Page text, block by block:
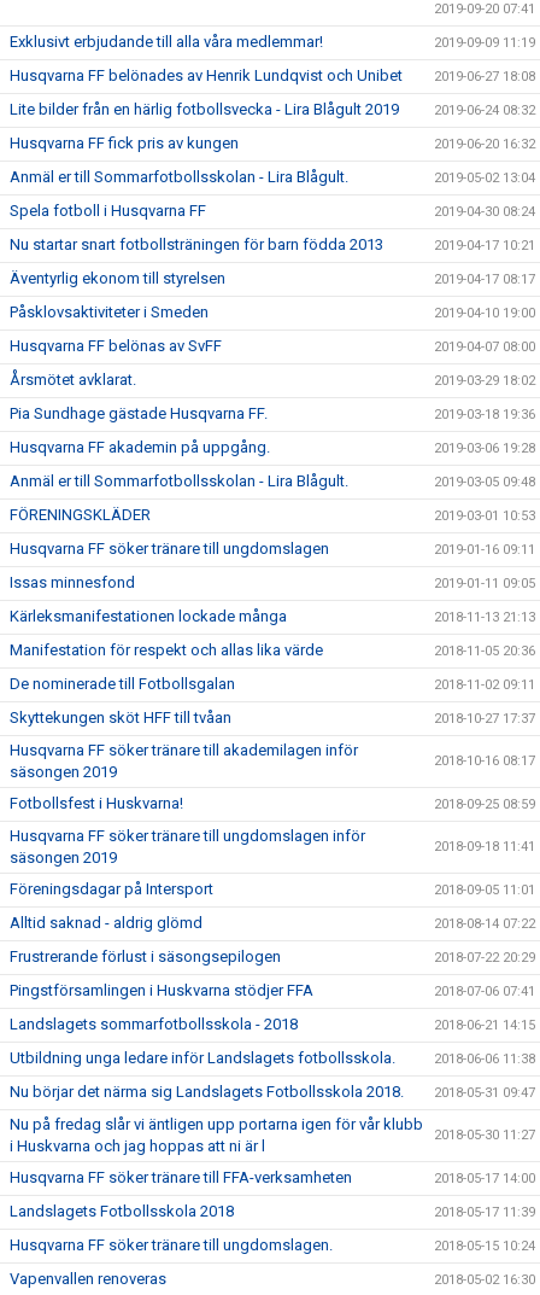
2019-09-20 07:41
Exklusivt erbjudande till alla våra medlemmar! 2019-09-09 11:19
Husqvarna FF belönades av Henrik Lundqvist och Unibet 2019-06-27 18:08
Lite bilder från en härlig fotbollsvecka - Lira Blågult 2019 2019-06-24 08:32
Husqvarna FF fick pris av kungen 2019-06-20 16:32
Anmäl er till Sommarfotbollsskolan - Lira Blågult. 2019-05-02 13:04
Spela fotboll i Husqvarna FF 2019-04-30 08:24
Nu startar snart fotbollsträningen för barn födda 2013 2019-04-17 10:21
Äventyrlig ekonom till styrelsen 2019-04-17 08:17
Påsklovsaktiviteter i Smeden 2019-04-10 19:00
Husqvarna FF belönas av SvFF 2019-04-07 08:00
Årsmötet avklarat. 2019-03-29 18:02
Pia Sundhage gästade Husqvarna FF. 2019-03-18 19:36
Husqvarna FF akademin på uppgång. 2019-03-06 19:28
Anmäl er till Sommarfotbollsskolan - Lira Blågult. 2019-03-05 09:48
FÖRENINGSKLÄDER 2019-03-01 10:53
Husqvarna FF söker tränare till ungdomslagen 2019-01-16 09:11
Issas minnesfond 2019-01-11 09:05
Kärleksmanifestationen lockade många 2018-11-13 21:13
Manifestation för respekt och allas lika värde 2018-11-05 20:36
De nominerade till Fotbollsgalan 2018-11-02 09:11
Skyttekungen sköt HFF till tvåan 2018-10-27 17:37
Husqvarna FF söker tränare till akademilagen inför
säsongen 2019
2018-10-16 08:17
Fotbollsfest i Huskvarna! 2018-09-25 08:59
Husqvarna FF söker tränare till ungdomslagen inför
säsongen 2019
2018-09-18 11:41
Föreningsdagar på Intersport 2018-09-05 11:01
Alltid saknad - aldrig glömd 2018-08-14 07:22
Frustrerande förlust i säsongsepilogen 2018-07-22 20:29
Pingstförsamlingen i Huskvarna stödjer FFA 2018-07-06 07:41
Landslagets sommarfotbollsskola - 2018 2018-06-21 14:15
Utbildning unga ledare inför Landslagets fotbollsskola. 2018-06-06 11:38
Nu börjar det närma sig Landslagets Fotbollsskola 2018. 2018-05-31 09:47
Nu på fredag slår vi äntligen upp portarna igen för vår klubb
i Huskvarna och jag hoppas att ni är l
2018-05-30 11:27
Husqvarna FF söker tränare till FFA-verksamheten 2018-05-17 14:00
Landslagets Fotbollsskola 2018 2018-05-17 11:39
Husqvarna FF söker tränare till ungdomslagen. 2018-05-15 10:24
Vapenvallen renoveras 2018-05-02 16:30